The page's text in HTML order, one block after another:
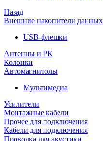
Назад
Внешние накопители данных
USB-флешки
Антенны и РК
Колонки
Автомагнитолы
Мультимедиа
Усилители
Монтажные кабели
Прочее для подключения
Кабели для подключения
Проводка для акустики